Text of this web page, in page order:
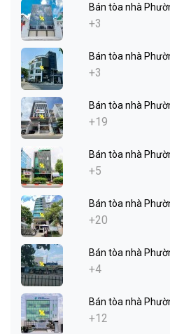
Bán tòa nhà
+3
Bán tòa nhà
+3
Bán tòa nhà
+19
Bán tòa nhà
+5
Bán tòa nhà
+20
Bán tòa nhà
+4
Bán tòa nhà
+12